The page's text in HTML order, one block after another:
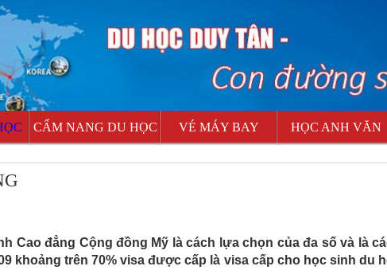
CẨM NANG DU HỌC VÉ MÁY BAY HỌC ANH VĂN
Cao đẳng Cộng đồng Mỹ là cách lựa chọn của đa số và là
khoảng trên 70% visa được cấp là visa cấp cho học sinh du